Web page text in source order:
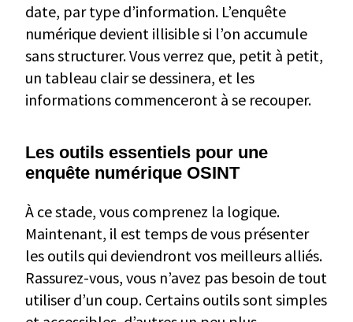
date, par type d’information. L’enquête
numérique devient illisible si l’on accumule
sans structurer. Vous verrez que, petit à petit,
un tableau clair se dessinera, et les
informations commenceront à se recouper.
Les outils essentiels pour une
enquête numérique OSINT
À ce stade, vous comprenez la logique.
Maintenant, il est temps de vous présenter
les outils qui deviendront vos meilleurs alliés.
Rassurez-vous, vous n’avez pas besoin de tout
utiliser d’un coup. Certains outils sont simples